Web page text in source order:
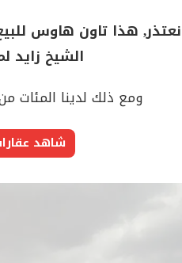
نعتذر, هذا تاون هاوس
الشيخ زايد
ومع ذلك لدينا المئات
شاهد